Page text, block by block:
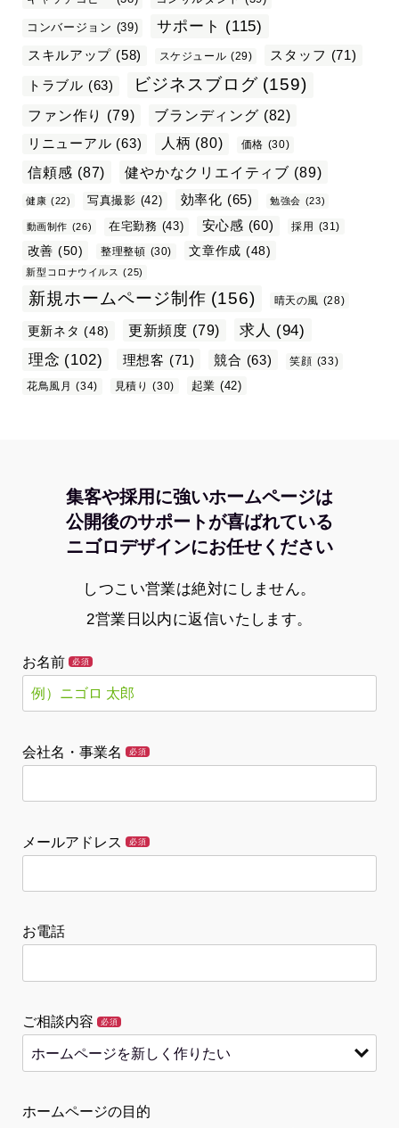
コンバージョン (39) サポート (115)
スキルアップ (58) スケジュール (29) スタッフ (71)
トラブル (63) ビジネスブログ (159)
ファン作り (79) ブランディング (82)
リニューアル (63) 人柄 (80) 価格 (30)
信頼感 (87) 健やかなクリエイティブ (89)
健康 (22) 写真撮影 (42) 効率化 (65) 勉強会 (23)
動画制作 (26) 在宅勤務 (43) 安心感 (60) 採用 (31)
改善 (50) 整理整頓 (30) 文章作成 (48)
新型コロナウイルス (25)
新規ホームページ制作 (156) 晴天の風 (28)
更新ネタ (48) 更新頻度 (79) 求人 (94)
理念 (102) 理想客 (71) 競合 (63) 笑顔 (33)
花鳥風月 (34) 見積り (30) 起業 (42)
集客や採用に強いホームページは
公開後のサポートが喜ばれている
ニゴロデザインにお任せください
しつこい営業は絶対にしません。
2営業日以内に返信いたします。
お名前 必須
会社名・事業名 必須
メールアドレス 必須
お電話
ご相談内容 必須
ホームページの目的